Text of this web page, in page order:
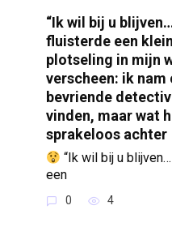
“Ik wil bij u
fluisterde een
plotseling in mijn
verscheen: ik
bevriende
vinden, maar wat
sprakeloos achter
“Ik wil bij u
een
0 4